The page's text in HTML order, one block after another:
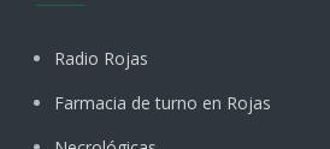
Radio Rojas
Farmacia de turno en Rojas